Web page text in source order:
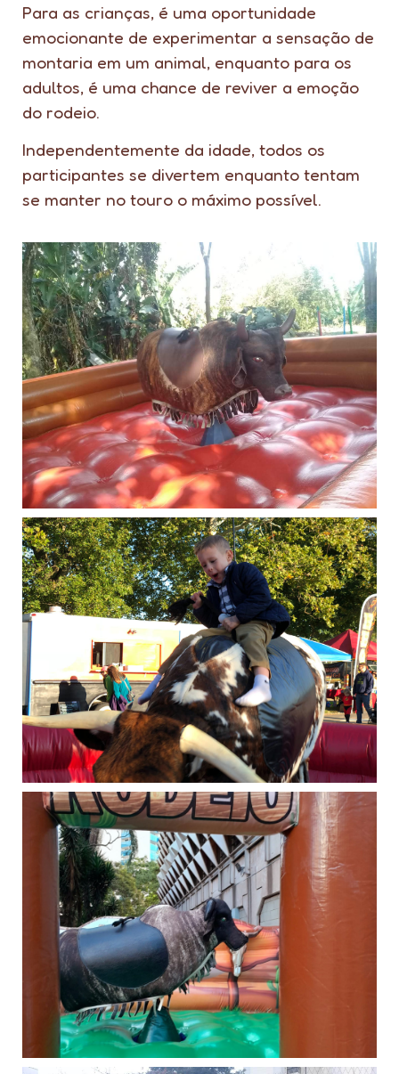
Para as crianças, é uma oportunidade
emocionante de experimentar a sensação de
montaria em um animal, enquanto para os
adultos, é uma chance de reviver a emoção
do rodeio.
Independentemente da idade, todos os
participantes se divertem enquanto tentam
se manter no touro o máximo possível.